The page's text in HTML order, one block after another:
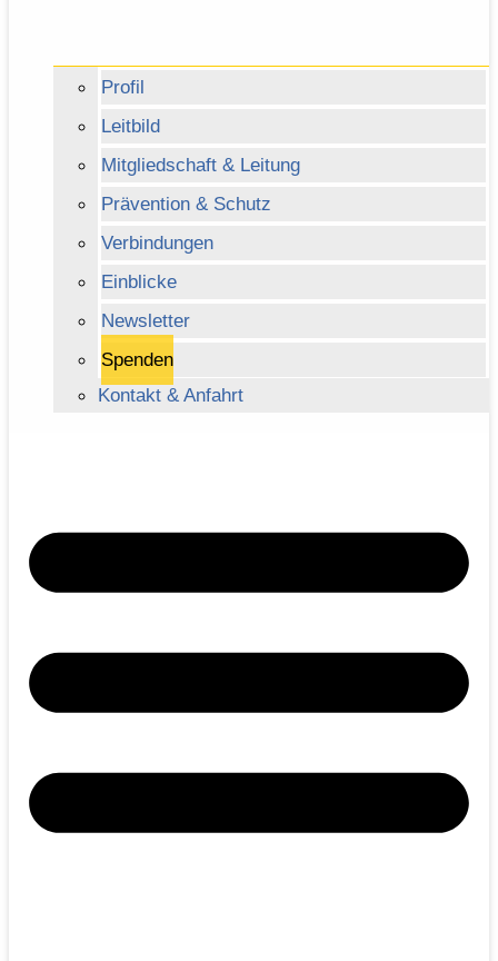
Profil
Leitbild
Mitgliedschaft & Leitung
Prävention & Schutz
Verbindungen
Einblicke
Newsletter
Spenden
Kontakt & Anfahrt